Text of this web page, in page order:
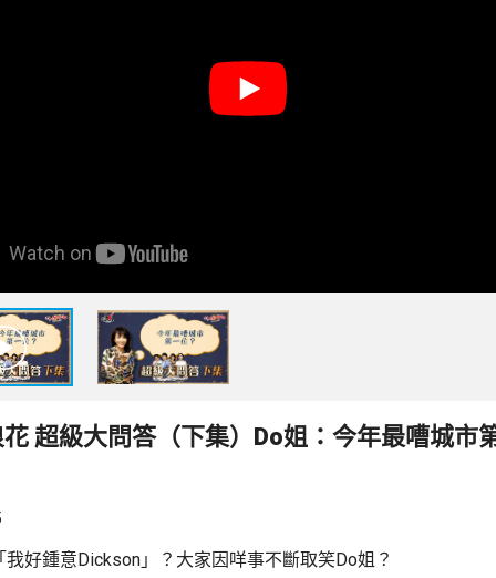
超級大問答（下集）Do姐：今年最嘈城市
好鍾意Dickson」？大家因咩事不斷取笑Do姐？